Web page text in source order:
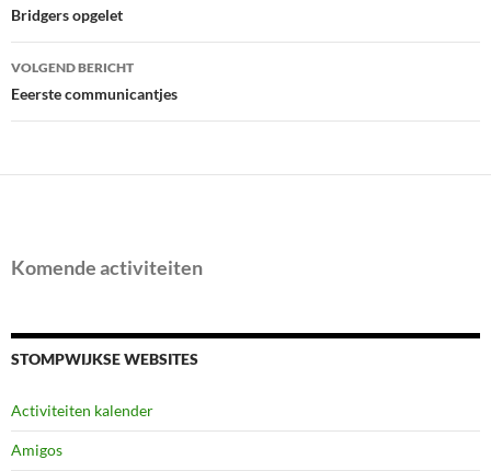
navigatie
Bridgers opgelet
VOLGEND BERICHT
Eeerste communicantjes
Komende activiteiten
STOMPWIJKSE WEBSITES
Activiteiten kalender
Amigos